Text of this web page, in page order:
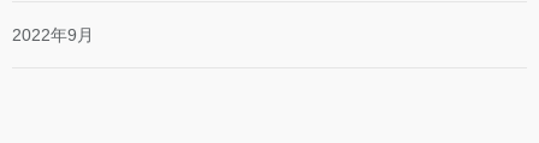
2022年9月